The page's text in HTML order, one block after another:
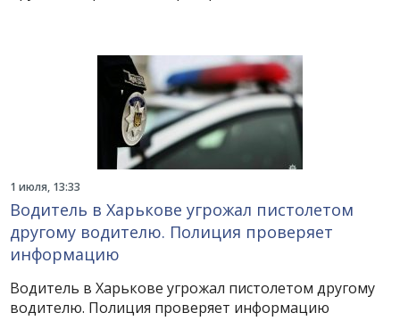
1 июля, 13:33
Водитель в Харькове угрожал пистолетом
другому водителю. Полиция проверяет
информацию
Водитель в Харькове угрожал пистолетом другому
водителю. Полиция проверяет информацию